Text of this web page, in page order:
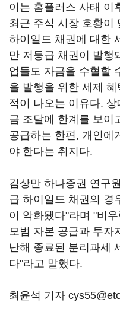
이는 홈플러스 사태 이
최근 주식 시장 호황이
하이일드 채권에 대한
만 저등급 채권이 발행
업들도 자금을 수혈할
을 발행을 위한 세제
적이 나오는 이유다.
금 조달에 한계를 보이
공급하는 한편, 개인에
야 한다는 취지다.
김상만 하나증권 연구
급 하이일드 채권의 경
이 악화됐다"라며 "비
모범 자본 공급과 투자
난해 종료된 분리과세
다"라고 말했다.
최윤석 기자